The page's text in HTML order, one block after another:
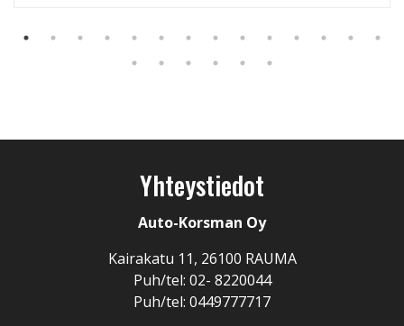
Yhteystiedot
Auto-Korsman Oy
Kairakatu 11, 26100 RAUMA
Puh/tel: 02- 8220044
Puh/tel: 0449777717